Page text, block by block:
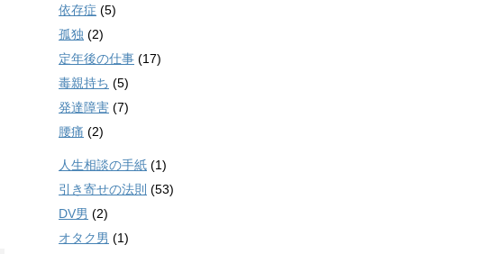
依存症 (5)
孤独 (2)
定年後の仕事 (17)
毒親持ち (5)
発達障害 (7)
腰痛 (2)
人生相談の手紙 (1)
引き寄せの法則 (53)
DV男 (2)
オタク男 (1)